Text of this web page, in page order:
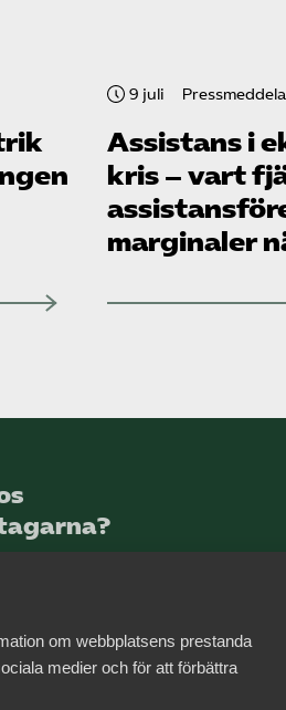
9 juli
Assistans i
kris – vart
marginaler
om webbplatsens prestanda
medier och för att förbättra